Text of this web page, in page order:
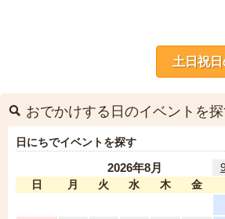
土日祝
おでかけする日のイベントを
日にちでイベントを探す
2026年8月
日
月 火 水 木 金